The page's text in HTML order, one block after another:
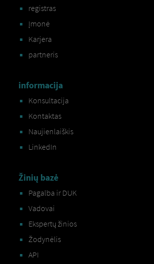
registras
Įmonė
Karjera
partneris
informacija
Konsultacija
Kontaktas
Naujienlaiškis
LinkedIn
Žinių bazė
Pagalba ir DUK
Vadovai
Ekspertų žinios
Žodynėlis
API